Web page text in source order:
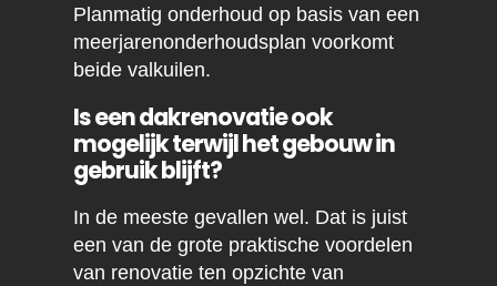
Planmatig onderhoud op basis van een
meerjarenonderhoudsplan voorkomt
beide valkuilen.
Is een dakrenovatie ook
mogelijk terwijl het gebouw in
gebruik blijft?
In de meeste gevallen wel. Dat is juist
een van de grote praktische voordelen
van renovatie ten opzichte van